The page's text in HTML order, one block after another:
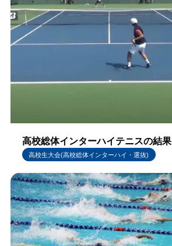
高校総体インターハイテニスの結果
高校生大会(高校総体インターハイ・選抜)